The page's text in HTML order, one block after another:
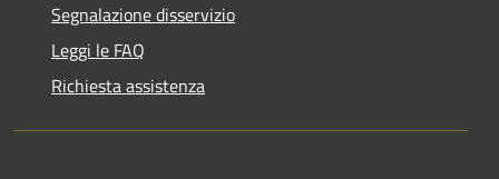
Segnalazione disservizio
Leggi le FAQ
Richiesta assistenza